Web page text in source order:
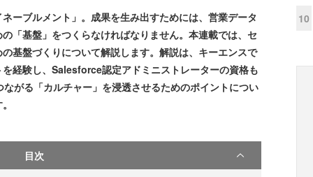
ブルメント」。成果を生み出すためには、営業データ
「基盤」をつくらなければなりません。本連載では、セ
基盤づくりについて解説します。解説は、キーエンスで
経験し、Salesforce認定アドミニストレーターの資格も
がる「カルチャー」を浸透させるためのポイントについ
目次
10